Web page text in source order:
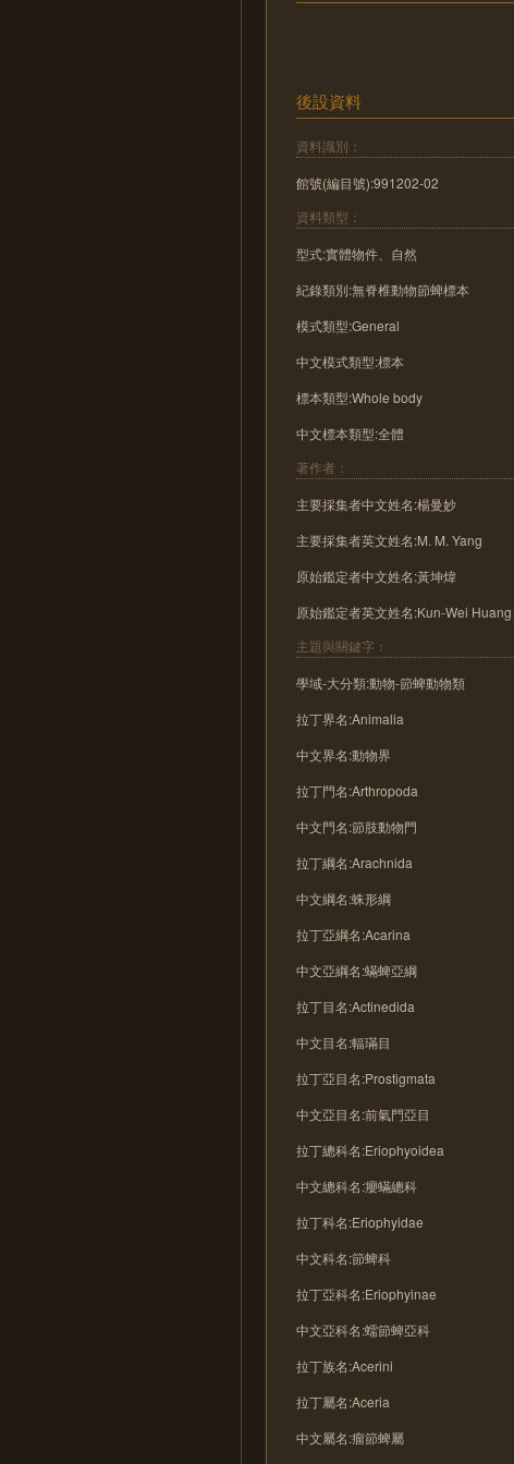
後設資料
資料識別：
館號(編目號):991202-02
資料類型：
型式:實體物件、自然
紀錄類別:無脊椎動物節蜱標本
模式類型:General
中文模式類型:標本
標本類型:Whole body
中文標本類型:全體
著作者：
主要採集者中文姓名:楊曼妙
主要採集者英文姓名:M. M. Yang
原始鑑定者中文姓名:黃坤煒
原始鑑定者英文姓名:Kun-Wei Huang
主題與關鍵字：
學域-大分類:動物-節蜱動物類
拉丁界名:Animalia
中文界名:動物界
拉丁門名:Arthropoda
中文門名:節肢動物門
拉丁綱名:Arachnida
中文綱名:蛛形綱
拉丁亞綱名:Acarina
中文亞綱名:蟎蜱亞綱
拉丁目名:Actinedida
中文目名:輻璊目
拉丁亞目名:Prostigmata
中文亞目名:前氣門亞目
拉丁總科名:Eriophyoidea
中文總科名:癭蟎總科
拉丁科名:Eriophyidae
中文科名:節蜱科
拉丁亞科名:Eriophyinae
中文亞科名:蠕節蜱亞科
拉丁族名:Acerini
拉丁屬名:Aceria
中文屬名:瘤節蜱屬